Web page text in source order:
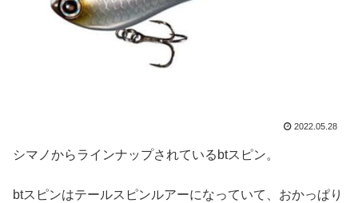
2022.05.28
シマノからラインナップされているbtスピン。
btスピンはテールスピンルアーになっていて、おかっぱり